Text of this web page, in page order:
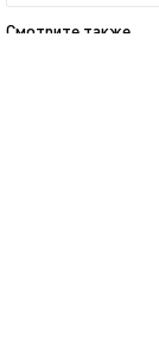
Смотрите также